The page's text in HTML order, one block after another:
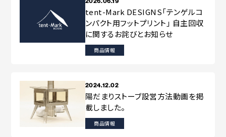
# COLLABORATION # IKI
革道
ABOUT US COLLABORATOR
SHOP LIST 修理サービス
tent-Mark DESIGNS「テンゲルコ
ンパクト用フットプリント」 自主回収
に関するお詫びとお知らせ
商品情報
2024.12.02
陽だまりストーブ設営方法動画を掲
載しました。
商品情報